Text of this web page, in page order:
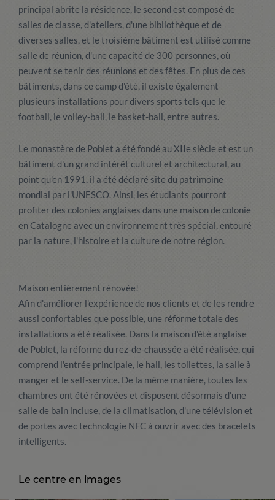
principal abrite la résidence, le second est composé de
salles de classe, d'ateliers, d'une bibliothèque et de
diverses salles, et le troisième bâtiment est utilisé comme
salle de réunion, d'une capacité de 300 personnes, où
peuvent se tenir des réunions et des fêtes. En plus de ces
bâtiments, dans ce camp d'été, il existe également
plusieurs installations pour divers sports tels que le
football, le volley-ball, le basket-ball, entre autres.
Le monastère de Poblet a été fondé au XIIe siècle et est un
bâtiment d'un grand intérêt culturel et architectural, au
point qu'en 1991, il a été déclaré site du patrimoine
mondial par l'UNESCO. Ainsi, les étudiants pourront
profiter des colonies anglaises dans une maison de colonie
en Catalogne avec un environnement très spécial, entouré
par la nature, l'histoire et la culture de notre région.
Maison entièrement rénovée!
Afin d'améliorer l'expérience de nos clients et de les rendre
aussi confortables que possible, une réforme totale des
installations a été réalisée. Dans la maison d'été anglaise
de Poblet, la réforme du rez-de-chaussée a été réalisée, qui
comprend l'entrée principale, le hall, les toilettes, la salle à
manger et le self-service. De la même manière, toutes les
chambres ont été rénovées et disposent désormais d'une
salle de bain incluse, de la climatisation, d'une télévision et
de portes avec technologie NFC à ouvrir avec des bracelets
intelligents.
Le centre en images